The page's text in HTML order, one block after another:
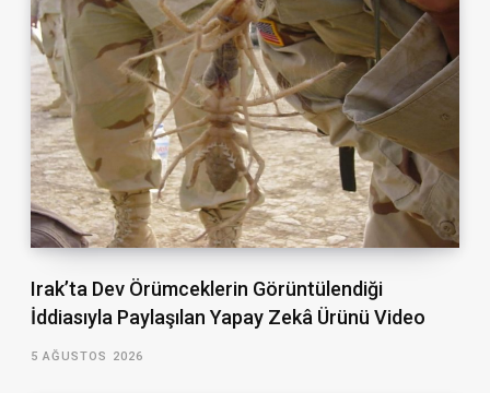
Irak’ta Dev Örümceklerin Görüntülendiği
İddiasıyla Paylaşılan Yapay Zekâ Ürünü Video
5 AĞUSTOS 2026